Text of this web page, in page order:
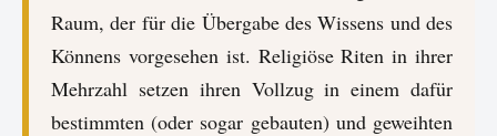
Raum, der für die Übergabe des Wissens und des
Könnens vorgesehen ist. Religiöse Riten in ihrer
Mehrzahl setzen ihren Vollzug in einem dafür
bestimmten (oder sogar gebauten) und geweihten